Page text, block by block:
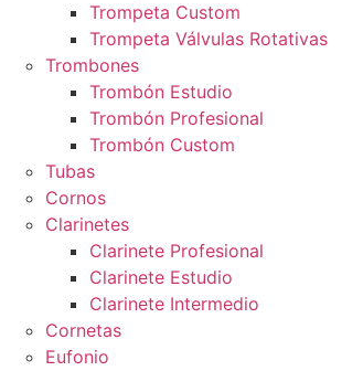
Trompeta Custom
Trompeta Válvulas Rotativas
Trombones
Trombón Estudio
Trombón Profesional
Trombón Custom
Tubas
Cornos
Clarinetes
Clarinete Profesional
Clarinete Estudio
Clarinete Intermedio
Cornetas
Eufonio